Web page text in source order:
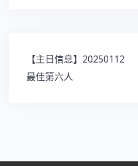
【主日信息】20250112
最佳第六人